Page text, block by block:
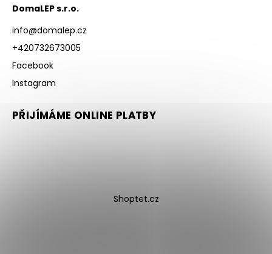
DomaLEP s.r.o.
info@domalep.cz
+420732673005
Facebook
Instagram
PŘIJÍMÁME ONLINE PLATBY
Shoptet.cz